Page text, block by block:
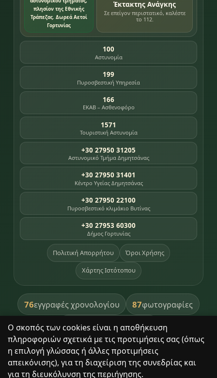
Ο σκοπός των cookies είναι η αποθήκευση
πληροφοριών σχετικά με τις προτιμήσεις σας (όπως
η επιλογή γλώσσας ή άλλες προτιμήσεις
απεικόνισης), για τη διαχείριση της συνεδρίας και
για τη διευκόλυνση της περιήγησης.
πλησίον της Εθνικής
Τράπεζας. Δωρεά Αετοί
Γορτυνίας
Έκτακτης Ανάγκης
Σε επείγον περιστατικό, καλέστε
το 112.
100
Αστυνομία
199
Πυροσβεστική Υπηρεσία
166
ΕΚΑΒ – Ασθενοφόρο
1571
Τουριστική Αστυνομία
+30 27950 31205
Αστυνομικό Τμήμα Δημητσάνας
+30 27950 31401
Κέντρο Υγείας Δημητσάνας
+30 27950 22100
Πυροσβεστικό κλιμάκιο Βυτίνας
+30 27953 60300
Δήμος Γορτυνίας
Πολιτική Απορρήτου Όροι Χρήσης
Χάρτης Ιστότοπου
76εγγραφές χρονολογίου 87φωτογραφίες
391βιβλία βιβλιοθήκης
8σημεία κληρονομιάς